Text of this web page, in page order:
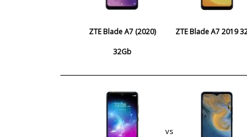
ZTE Blade A7 (2020)
32Gb
ZTE Blade A7 2019
vs